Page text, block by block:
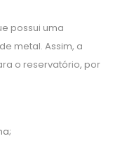
possui uma
metal. Assim, a
o reservatório, por